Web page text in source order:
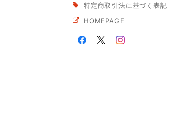
特定商取引法に基づく表記
HOMEPAGE